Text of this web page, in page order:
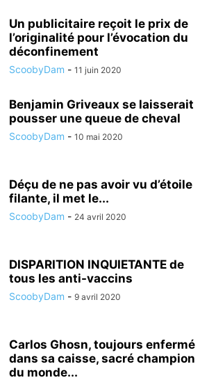
Un publicitaire reçoit le prix de
l’originalité pour l’évocation du
déconfinement
ScoobyDam - 11 juin 2020
Benjamin Griveaux se laisserait
pousser une queue de cheval
ScoobyDam - 10 mai 2020
Déçu de ne pas avoir vu d’étoile
filante, il met le...
ScoobyDam - 24 avril 2020
DISPARITION INQUIETANTE de
tous les anti-vaccins
ScoobyDam - 9 avril 2020
Carlos Ghosn, toujours enfermé
dans sa caisse, sacré champion
du monde...